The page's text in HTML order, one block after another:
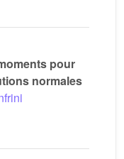
pour
normales